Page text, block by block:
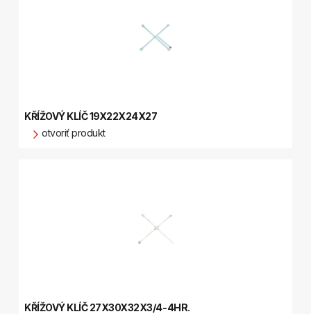
KŘÍŽOVÝ KLÍČ 19X22X24X27
otvoriť produkt
KŘÍŽOVÝ KLÍČ 27X30X32X3/4-4HR.